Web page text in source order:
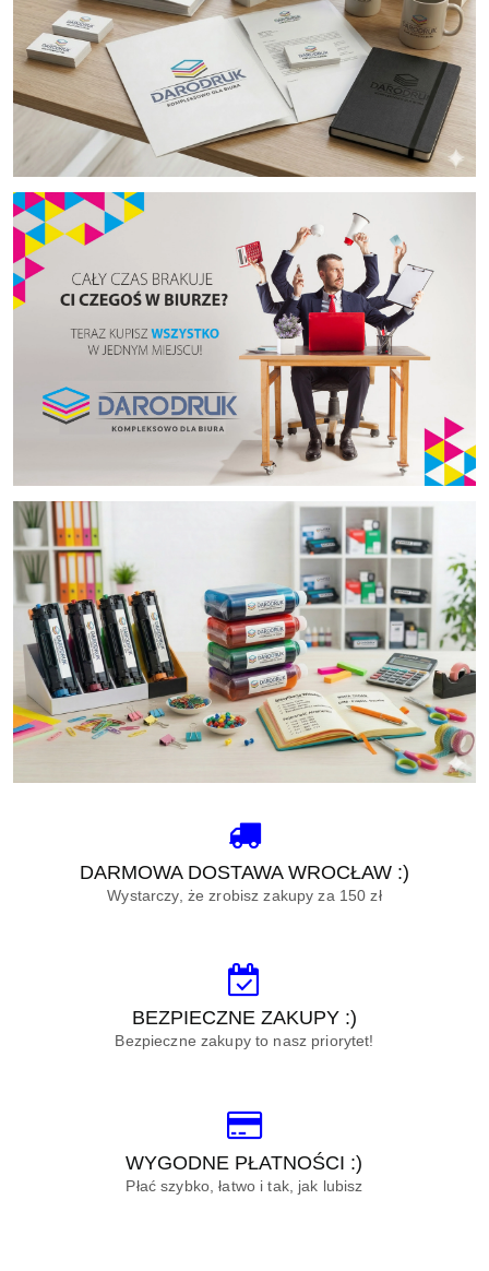
DARMOWA DOSTAWA WROCŁAW :)
Wystarczy, że zrobisz zakupy za 150 zł
BEZPIECZNE ZAKUPY :)
Bezpieczne zakupy to nasz priorytet!
WYGODNE PŁATNOŚCI :)
Płać szybko, łatwo i tak, jak lubisz